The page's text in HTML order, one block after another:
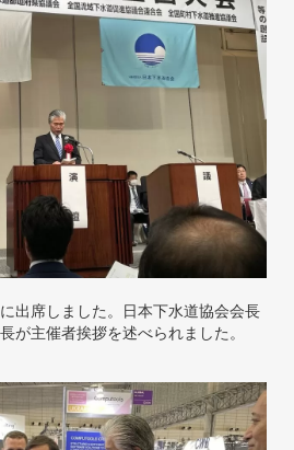
出席しました。日本下水道協会会長
が主催者挨拶を述べられました。